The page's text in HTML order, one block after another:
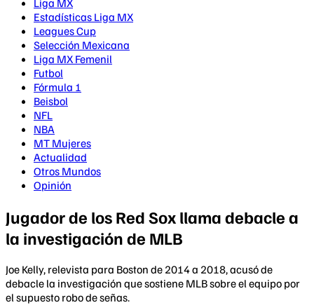
Liga MX
Estadísticas Liga MX
Leagues Cup
Selección Mexicana
Liga MX Femenil
Futbol
Fórmula 1
Beisbol
NFL
NBA
MT Mujeres
Actualidad
Otros Mundos
Opinión
Jugador de los Red Sox llama debacle a
la investigación de MLB
Joe Kelly, relevista para Boston de 2014 a 2018, acusó de
debacle la investigación que sostiene MLB sobre el equipo por
el supuesto robo de señas.